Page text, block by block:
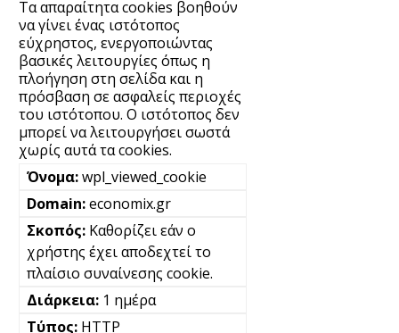
Τα απαραίτητα cookies βοηθούν
να γίνει ένας ιστότοπος
εύχρηστος, ενεργοποιώντας
βασικές λειτουργίες όπως η
πλοήγηση στη σελίδα και η
πρόσβαση σε ασφαλείς περιοχές
του ιστότοπου. Ο ιστότοπος δεν
μπορεί να λειτουργήσει σωστά
χωρίς αυτά τα cookies.
wpl_viewed_cookie
economix.gr
Καθορίζει εάν ο
χρήστης έχει αποδεχτεί το
πλαίσιο συναίνεσης cookie.
1 ημέρα
HTTP